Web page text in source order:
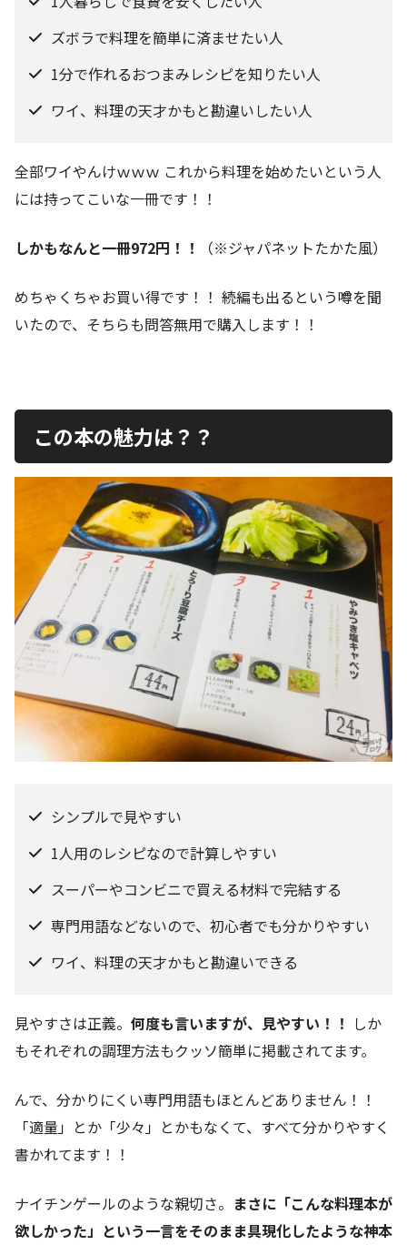
ズボラで料理を簡単に済ませたい人
1分で作れるおつまみレシピを知りたい人
ワイ、料理の天才かもと勘違いしたい人
全部ワイやんけｗｗｗ これから料理を始めたいという人
には持ってこいな一冊です！！
しかもなんと一冊972円！！ （※ジャパネットたかた風）
めちゃくちゃお買い得です！！ 続編も出るという噂を聞
いたので、そちらも問答無用で購入します！！
この本の魅力は？？
シンプルで見やすい
1人用のレシピなので計算しやすい
スーパーやコンビニで買える材料で完結する
専門用語などないので、初心者でも分かりやすい
ワイ、料理の天才かもと勘違いできる
見やすさは正義。 何度も言いますが、見やすい！！ しか
もそれぞれの調理方法もクッソ簡単に掲載されてます。
んで、分かりにくい専門用語もほとんどありません！！
「適量」とか「少々」とかもなくて、すべて分かりやすく
書かれてます！！
ナイチンゲールのような親切さ。 まさに「こんな料理本が
欲しかった」という一言をそのまま具現化したような神本